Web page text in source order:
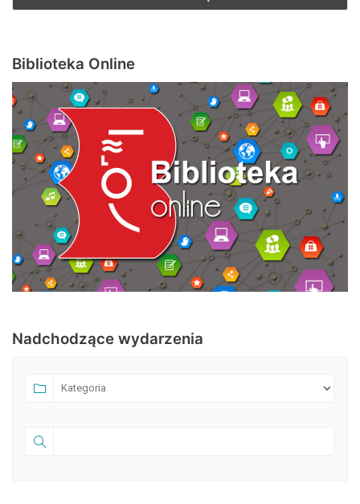
Biblioteka Online
Nadchodzące wydarzenia